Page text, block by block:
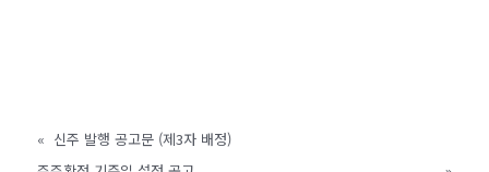
« 신주 발행 공고문 (제3자 배정)